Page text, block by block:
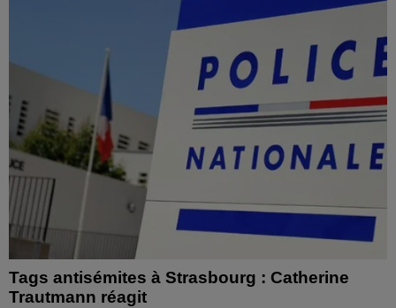
Tags antisémites à Strasbourg : Catherine
Trautmann réagit